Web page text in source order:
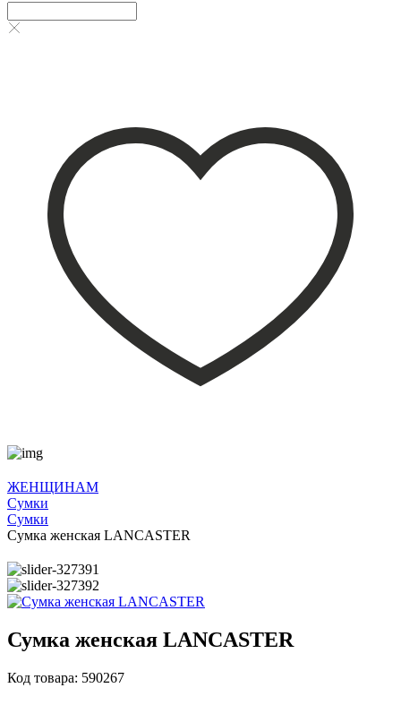
ЖЕНЩИНАМ
Сумки
Сумки
Сумка женская LANCASTER
Сумка женская LANCASTER
Код товара: 590267